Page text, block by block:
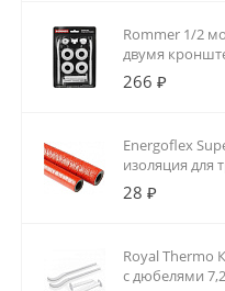
Rommer 1/2
двумя
266 ₽
Energoflex
изоляция для
28 ₽
Royal Thermo
с дюбелями